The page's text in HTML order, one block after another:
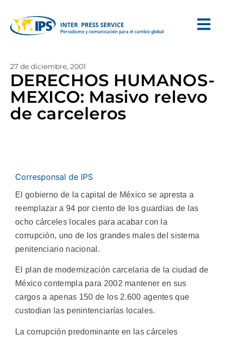
27 de diciembre, 2001
DERECHOS HUMANOS-
MEXICO: Masivo relevo
de carceleros
Corresponsal de IPS
El gobierno de la capital de México se apresta a
reemplazar a 94 por ciento de los guardias de las
ocho cárceles locales para acabar con la
corrupción, uno de los grandes males del sistema
penitenciario nacional.
El plan de modernización carcelaria de la ciudad de
México contempla para 2002 mantener en sus
cargos a apenas 150 de los 2.600 agentes que
custodian las penintenciarías locales.
La corrupción predominante en las cárceles